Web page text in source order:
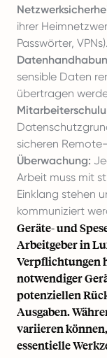
ihrer
Passwörter, VPNs).
sensible Daten
übertragen
sicheren
Überwachung:
Arbeit muss mit
Einklang stehen
kommuniziert
Geräte- und
Arbeitgeber in
Verpflichtungen
notwendiger
potenziellen
Ausgaben.
variieren
essentielle